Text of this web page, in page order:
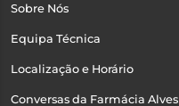
Sobre Nós
Equipa Técnica
Localização e Horário
Conversas da Farmácia Alves